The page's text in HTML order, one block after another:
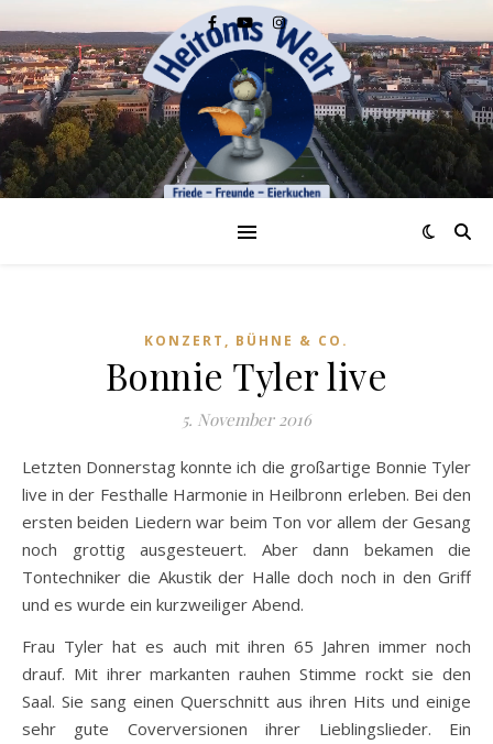
KONZERT, BÜHNE & CO.
Bonnie Tyler live
5. November 2016
Letzten Donnerstag konnte ich die großartige Bonnie Tyler
live in der Festhalle Harmonie in Heilbronn erleben. Bei den
ersten beiden Liedern war beim Ton vor allem der Gesang
noch grottig ausgesteuert. Aber dann bekamen die
Tontechniker die Akustik der Halle doch noch in den Griff
und es wurde ein kurzweiliger Abend.
Frau Tyler hat es auch mit ihren 65 Jahren immer noch
drauf. Mit ihrer markanten rauhen Stimme rockt sie den
Saal. Sie sang einen Querschnitt aus ihren Hits und einige
sehr gute Coverversionen ihrer Lieblingslieder. Ein